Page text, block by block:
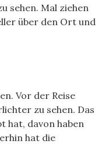
sehen. Mal ziehen
über den Ort und
Vor der Reise
zu sehen. Das
hat, davon haben
hat die